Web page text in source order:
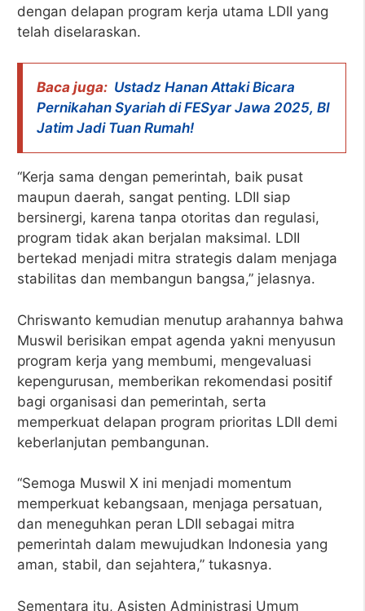
dengan delapan program kerja utama LDII yang
telah diselaraskan.
Baca juga: Ustadz Hanan Attaki Bicara
Pernikahan Syariah di FESyar Jawa 2025, BI
Jatim Jadi Tuan Rumah!
“Kerja sama dengan pemerintah, baik pusat
maupun daerah, sangat penting. LDII siap
bersinergi, karena tanpa otoritas dan regulasi,
program tidak akan berjalan maksimal. LDII
bertekad menjadi mitra strategis dalam menjaga
stabilitas dan membangun bangsa,” jelasnya.
Chriswanto kemudian menutup arahannya bahwa
Muswil berisikan empat agenda yakni menyusun
program kerja yang membumi, mengevaluasi
kepengurusan, memberikan rekomendasi positif
bagi organisasi dan pemerintah, serta
memperkuat delapan program prioritas LDII demi
keberlanjutan pembangunan.
“Semoga Muswil X ini menjadi momentum
memperkuat kebangsaan, menjaga persatuan,
dan meneguhkan peran LDII sebagai mitra
pemerintah dalam mewujudkan Indonesia yang
aman, stabil, dan sejahtera,” tukasnya.
Sementara itu, Asisten Administrasi Umum